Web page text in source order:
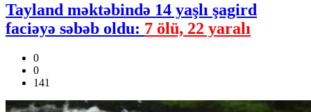
Tayland məktəbində 14 yaşlı şagird
faciəyə səbəb oldu: 7 ölü, 22 yaralı
0
0
141